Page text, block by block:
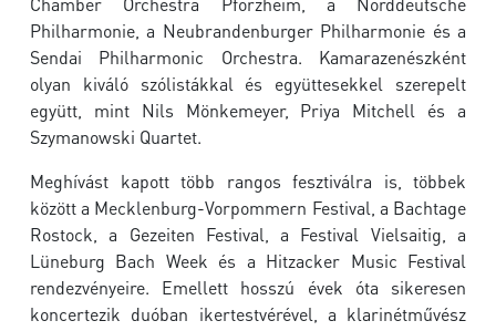
Philharmonie , a Neubrandenburger Philharmonie és a
Sendai Philharmonic Orchestra. Kamarazenészként
olyan kiváló szólistákkal és együttesekkel szerepelt
együtt, mint Nils Mönkemeyer, Priya Mitchell
és a
Szymanowski Quartet.
Meghívást kapott több rangos fesztiválra is, többek
között a Mecklenburg-Vorpommern Festival , a Bachtage
Rostock , a Gezeiten Festival , a Festival Vielsaitig , a
Lüneburg Bach Week és a Hitzacker Music Festival
rendezvényeire. Emellett hosszú évek óta sikeresen
koncertezik duóban ikertestvérével, a klarinétművész